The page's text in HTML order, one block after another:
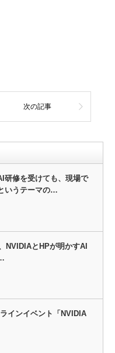
次の記事
研修を受けても、現場で
いうテーマの…
NVIDIAとHPが明かすAI
インイベント「NVIDIA